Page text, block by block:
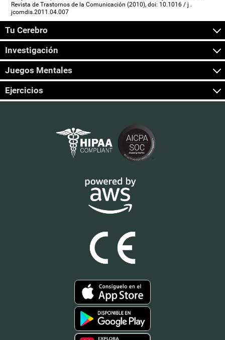
Revista de Trastornos de la Comunicación (2010), doi: 10.1016 / j .
jcomdis.2011.04.007
Tu Cerebro
Investigación
Juegos Mentales
Ejercicios